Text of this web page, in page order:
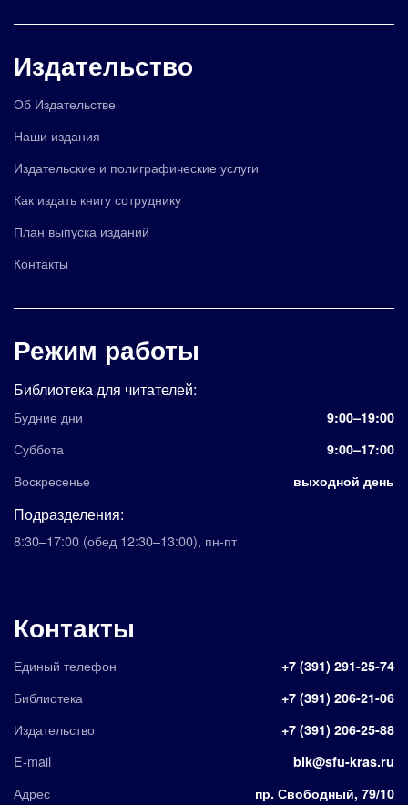
Издательство
Об Издательстве
Наши издания
Издательские и полиграфические услуги
Как издать книгу сотруднику
План выпуска изданий
Контакты
Режим работы
Библиотека для читателей:
Будние дни 9:00–19:00
Суббота 9:00–17:00
Воскресенье выходной день
Подразделения:
8:30–17:00 (обед 12:30–13:00), пн-пт
Контакты
Единый телефон +7 (391) 291-25-74
Библиотека +7 (391) 206-21-06
Издательство +7 (391) 206-25-88
E-mail bik@sfu-kras.ru
Адрес пр. Свободный, 79/10